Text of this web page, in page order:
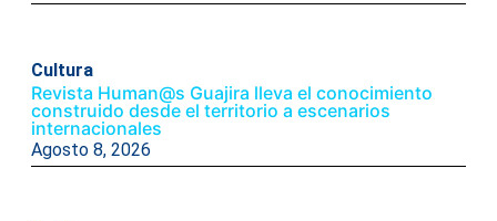
Cultura
Revista Human@s Guajira lleva el conocimiento
construido desde el territorio a escenarios
internacionales
Agosto 8, 2026